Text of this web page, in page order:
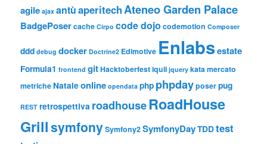
agile ajax antùaperitechAteneo Garden Palace
BadgePosercache Cirpo code dojo codemotion Composer
ddd debug docker Doctrine2 Edimotive Enlabsestate
Formula1 frontend gitHacktoberfestiquii jquery kata mercato
metriche Nataleonline opendata php phpdayposerpug
REST retrospettiva roadhouseRoadHouse
GrillsymfonySymfony2SymfonyDayTDDtest